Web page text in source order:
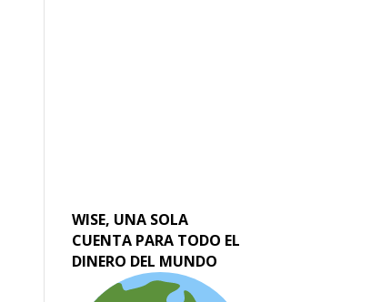
WISE, UNA SOLA
CUENTA PARA TODO EL
DINERO DEL MUNDO